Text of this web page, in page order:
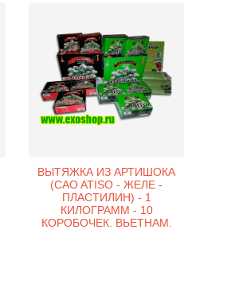
ВЫТЯЖКА ИЗ АРТИШОКА
(CAO ATISO - ЖЕЛЕ -
ПЛАСТИЛИН) - 1
КИЛОГРАММ - 10
КОРОБОЧЕК. ВЬЕТНАМ.